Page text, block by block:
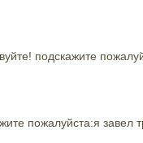
подскажите
пожалуйста:я завел